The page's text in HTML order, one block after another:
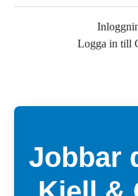
Logga in till
Jobbar